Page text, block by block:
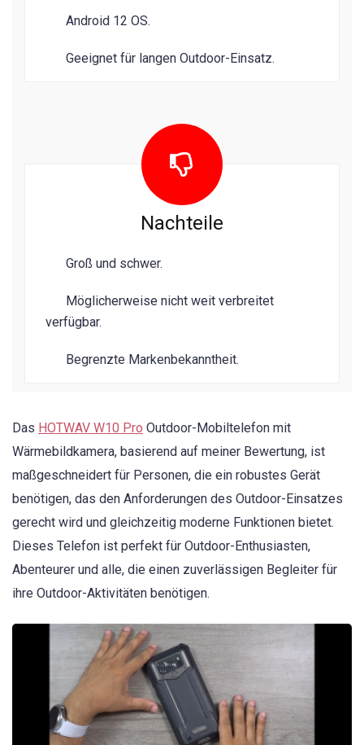
Android 12 OS.
Geeignet für langen Outdoor-Einsatz.
Nachteile
Groß und schwer.
Möglicherweise nicht weit verbreitet
verfügbar.
Begrenzte Markenbekanntheit.
Das HOTWAV W10 Pro Outdoor-Mobiltelefon mit
Wärmebildkamera, basierend auf meiner Bewertung, ist
maßgeschneidert für Personen, die ein robustes Gerät
benötigen, das den Anforderungen des Outdoor-Einsatzes
gerecht wird und gleichzeitig moderne Funktionen bietet.
Dieses Telefon ist perfekt für Outdoor-Enthusiasten,
Abenteurer und alle, die einen zuverlässigen Begleiter für
ihre Outdoor-Aktivitäten benötigen.